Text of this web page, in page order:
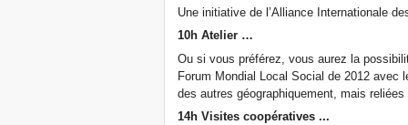
Une initiative de l’Alliance Internationale
10h Atelier …
Ou si vous préférez, vous aurez la
Forum Mondial Local Social de 2012
des autres géographiquement, mais
14h Visites coopératives ...